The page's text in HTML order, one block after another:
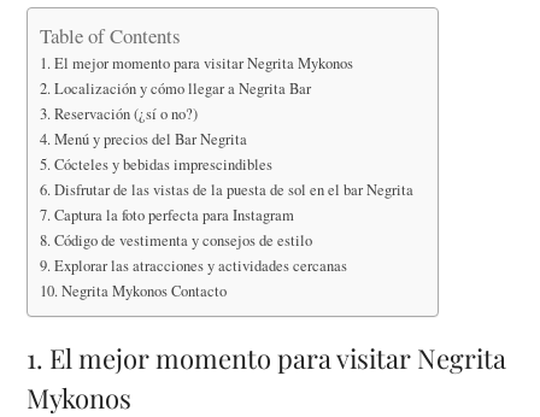
Table of Contents
1. El mejor momento para visitar Negrita Mykonos
2. Localización y cómo llegar a Negrita Bar
3. Reservación (¿sí o no?)
4. Menú y precios del Bar Negrita
5. Cócteles y bebidas imprescindibles
6. Disfrutar de las vistas de la puesta de sol en el bar Negrita
7. Captura la foto perfecta para Instagram
8. Código de vestimenta y consejos de estilo
9. Explorar las atracciones y actividades cercanas
10. Negrita Mykonos Contacto
1. El mejor momento para visitar Negrita
Mykonos